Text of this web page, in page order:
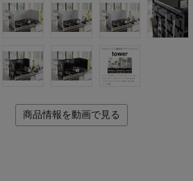
商品情報を動画で見る